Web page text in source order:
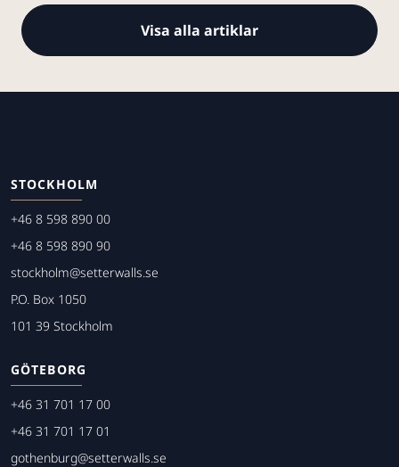
Visa alla artiklar
STOCKHOLM
+46 8 598 890 00
+46 8 598 890 90
stockholm@setterwalls.se
P.O. Box 1050
101 39 Stockholm
GÖTEBORG
+46 31 701 17 00
+46 31 701 17 01
gothenburg@setterwalls.se